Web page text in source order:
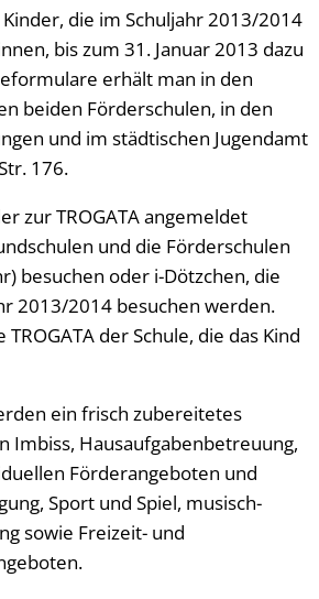
die im Schuljahr 2013/2014
bis zum 31. Januar 2013 dazu
erhält man in den
beiden Förderschulen, in den
und im städtischen Jugendamt
176.
zur TROGATA angemeldet
und die Förderschulen
besuchen oder i-Dötzchen, die
2013/2014 besuchen werden.
der Schule, die das Kind
ein frisch zubereitetes
Imbiss, Hausaufgabenbetreuung,
Förderangeboten und
Sport und Spiel, musisch-
sowie Freizeit- und